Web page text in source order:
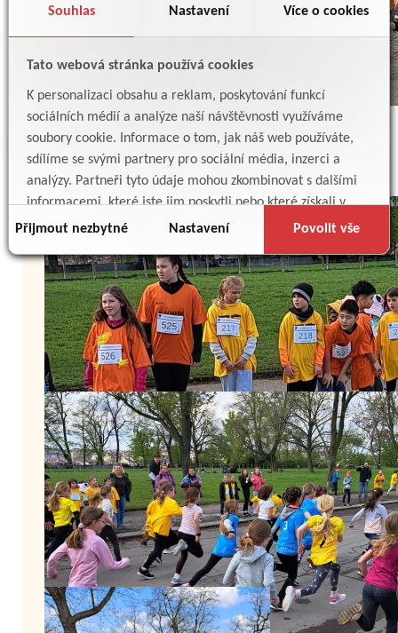
Souhlas Nastavení Více o cookies
Tato webová stránka používá cookies
K personalizaci obsahu a reklam, poskytování funkcí
sociálních médií a analýze naší návštěvnosti využíváme
soubory cookie. Informace o tom, jak náš web používáte,
sdílíme se svými partnery pro sociální média, inzerci a
analýzy. Partneři tyto údaje mohou zkombinovat s dalšími
informacemi, které jste jim poskytli nebo které získali v
důsledku toho, že používáte jejich služby.
Přijmout nezbytné Nastavení Povolit vše